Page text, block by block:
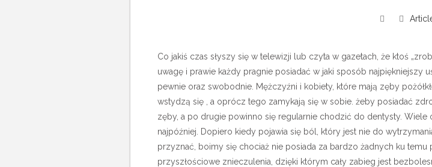
Co jakiś czas słyszy się w telewizji lub czyta w gazetach, że ktoś
uwagę i prawie każdy pragnie posiadać w jaki sposób najpiękniejszy
pewnie oraz swobodnie. Mężczyźni i kobiety, które mają zęby
wstydzą się , a oprócz tego zamykają się w sobie. żeby posiadać
zęby, a po drugie powinno się regularnie chodzić do dentysty. Wiele
najpóźniej. Dopiero kiedy pojawia się ból, który jest nie do
przyznać, boimy się chociaż nie posiada za bardzo żadnych ku temu
przyszłościowe znieczulenia, dzięki którym cały zabieg jest